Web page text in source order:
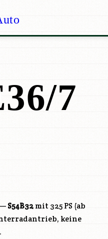
7
S54B32 mit 325 PS (ab
keine